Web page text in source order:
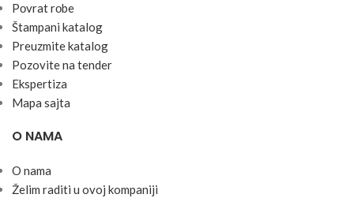
Pоvrat rоbe
Štampani katalog
Preuzmite katalog
Pozovite na tender
Ekspertiza
Mapa sajta
O NAMA
O nama
Želim raditi u ovoj kompaniji